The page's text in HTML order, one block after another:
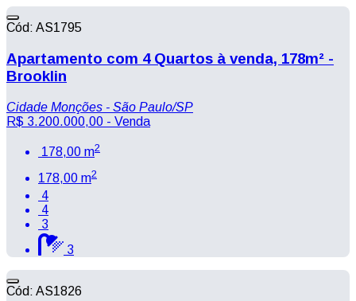
Cód: AS1795
Apartamento com 4 Quartos à venda, 178m² -
Brooklin
Cidade Monções - São Paulo/SP
R$ 3.200.000,00 - Venda
178,00 m2
178,00 m2
4
4
3
3
Cód: AS1826